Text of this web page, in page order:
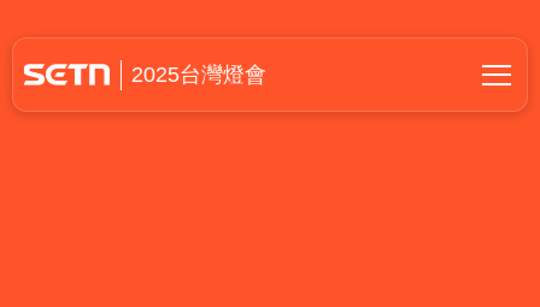
2025台灣燈會